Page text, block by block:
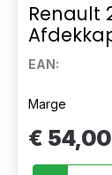
Renault
EAN:
Marge
€ 54,00